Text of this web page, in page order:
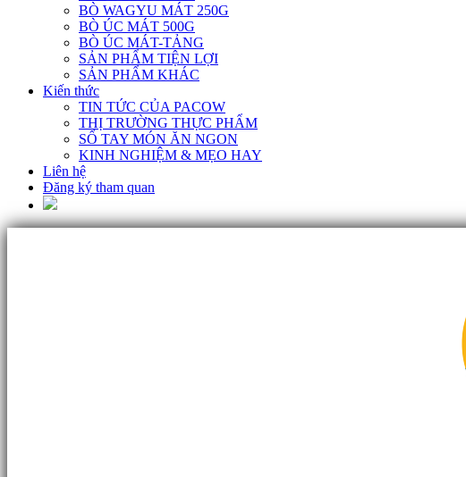
BÒ WAGYU MÁT 250G
BÒ ÚC MÁT 500G
BÒ ÚC MÁT-TẢNG
SẢN PHẨM TIỆN LỢI
SẢN PHẨM KHÁC
Kiến thức
TIN TỨC CỦA PACOW
THỊ TRƯỜNG THỰC PHẨM
SỔ TAY MÓN ĂN NGON
KINH NGHIỆM & MẸO HAY
Liên hệ
Đăng ký tham quan